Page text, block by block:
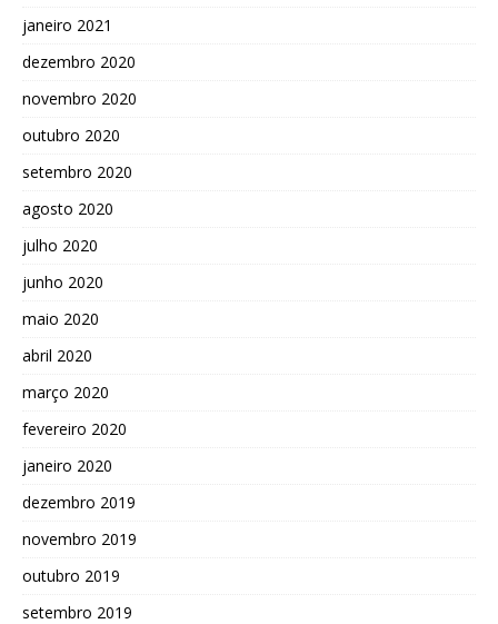
janeiro 2021
dezembro 2020
novembro 2020
outubro 2020
setembro 2020
agosto 2020
julho 2020
junho 2020
maio 2020
abril 2020
março 2020
fevereiro 2020
janeiro 2020
dezembro 2019
novembro 2019
outubro 2019
setembro 2019